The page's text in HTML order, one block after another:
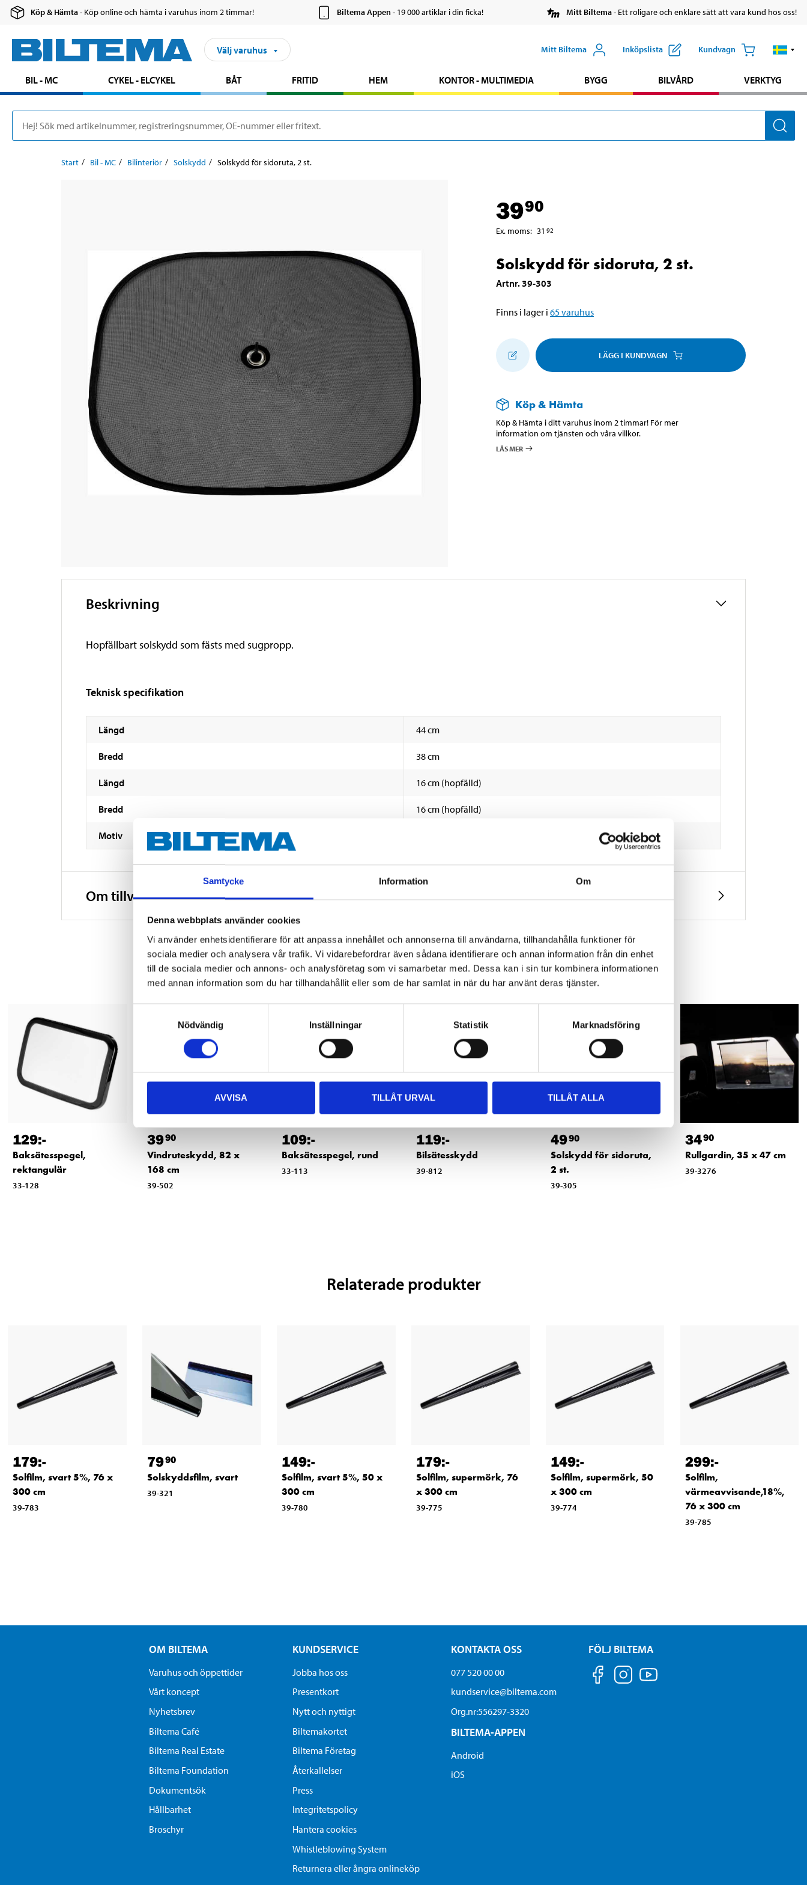
Samtycke Information Om
Denna webbplats använder cookies
Vi använder enhetsidentifierare för att anpassa innehållet och annonserna till användarna, tillhandahålla funktioner för
sociala medier och analysera vår trafik. Vi vidarebefordrar även sådana identifierare och annan information från din enhet
till de sociala medier och annons- och analysföretag som vi samarbetar med. Dessa kan i sin tur kombinera informationen
med annan information som du har tillhandahållit eller som de har samlat in när du har använt deras tjänster.
Nödvändig
Inställningar Statistik Marknadsföring
AVVISA TILLÅT URVAL TILLÅT ALLA
Köp & Hämta- Köp online och hämta i varuhus inom 2 timmar! Biltema Appen- 19 000 artiklar i din ficka! Mitt Biltema- Ett roligare och enklare sätt att vara kund hos oss!
Välj varuhus Mitt Biltema Inköpslista Kundvagn
BIL - MC CYKEL - ELCYKEL BÅT FRITID HEM KONTOR - MULTIMEDIA BYGG BILVÅRD VERKTYG
Start Bil - MC Bilinteriör Solskydd Solskydd för sidoruta, 2 st.
3990
Ex. moms: 31 92
Solskydd för sidoruta, 2 st.
Artnr.39-303
Finns i lager i 65varuhus
LÄGG I KUNDVAGN
Köp & Hämta
Köp & Hämta i ditt varuhus inom 2 timmar! För mer
information om tjänsten och våra villkor.
LÄS MER
Beskrivning
Hopfällbart solskydd som fästs med sugpropp.
Teknisk specifikation
Längd 44 cm
Bredd 38 cm
Längd 16 cm (hopfälld)
Bredd 16 cm (hopfälld)
Motiv
Om tillverkaren
Andra kunder köpte också
129:-
Baksätesspegel,
rektangulär
33-128
3990
Vindruteskydd, 82 x
168 cm
39-502
109:-
Baksätesspegel, rund
33-113
119:-
Bilsätesskydd
39-812
4990
Solskydd för sidoruta,
2 st.
39-305
3490
Rullgardin, 35 x 47 cm
39-3276
Relaterade produkter
179:-
Solfilm, svart 5%, 76 x
300 cm
39-783
7990
Solskyddsfilm, svart
39-321
149:-
Solfilm, svart 5%, 50 x
300 cm
39-780
179:-
Solfilm, supermörk, 76
x 300 cm
39-775
149:-
Solfilm, supermörk, 50
x 300 cm
39-774
299:-
Solfilm,
värmeavvisande,18%,
76 x 300 cm
39-785
OM BILTEMA
Varuhus och öppettider
Vårt koncept
Nyhetsbrev
Biltema Café
Biltema Real Estate
Biltema Foundation
Dokumentsök
Hållbarhet
Broschyr
KUNDSERVICE
Jobba hos oss
Presentkort
Nytt och nyttigt
Biltemakortet
Biltema Företag
Återkallelser
Press
Integritetspolicy
Hantera cookies
Whistleblowing System
Returnera eller ångra onlineköp
KONTAKTA OSS
077 520 00 00
kundservice@biltema.com
Org.nr:556297-3320
BILTEMA-APPEN
Android
iOS
FÖLJ BILTEMA